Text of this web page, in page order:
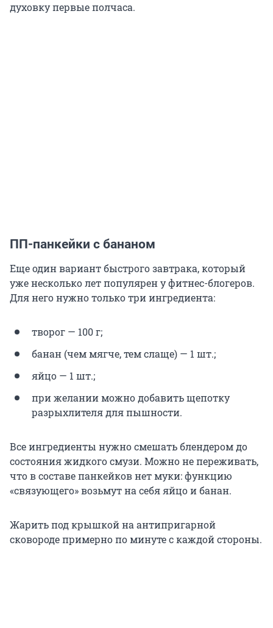
духовку первые полчаса.
ПП-панкейки с бананом
Еще один вариант быстрого завтрака, который
уже несколько лет популярен у фитнес-блогеров.
Для него нужно только три ингредиента:
творог — 100 г;
банан (чем мягче, тем слаще) — 1 шт.;
яйцо — 1 шт.;
при желании можно добавить щепотку
разрыхлителя для пышности.
Все ингредиенты нужно смешать блендером до
состояния жидкого смузи. Можно не переживать,
что в составе панкейков нет муки: функцию
«связующего» возьмут на себя яйцо и банан.
Жарить под крышкой на антипригарной
сковороде примерно по минуте с каждой стороны.